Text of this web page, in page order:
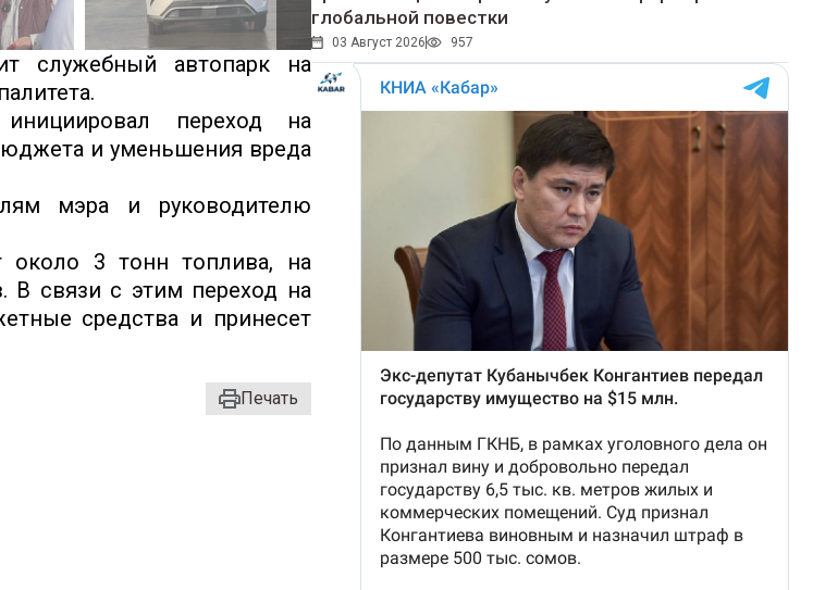
служебный автопарк на
переход на
и уменьшения вреда
мэра и руководителю
около 3 тонн топлива, на
В связи с этим переход на
средства и принесет
Печать
глобальной повестки
03 Август 2026 957